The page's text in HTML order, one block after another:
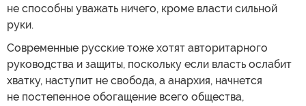
не способны уважать ничего, кроме власти сильной
руки.
Современные русские тоже хотят авторитарного
руководства и защиты, поскольку если власть ослабит
хватку, наступит не свобода, а анархия, начнется
не постепенное обогащение всего общества,